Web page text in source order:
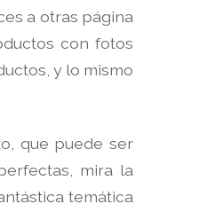
a otras página
con fotos
y lo mismo
que puede ser
mira la
temática